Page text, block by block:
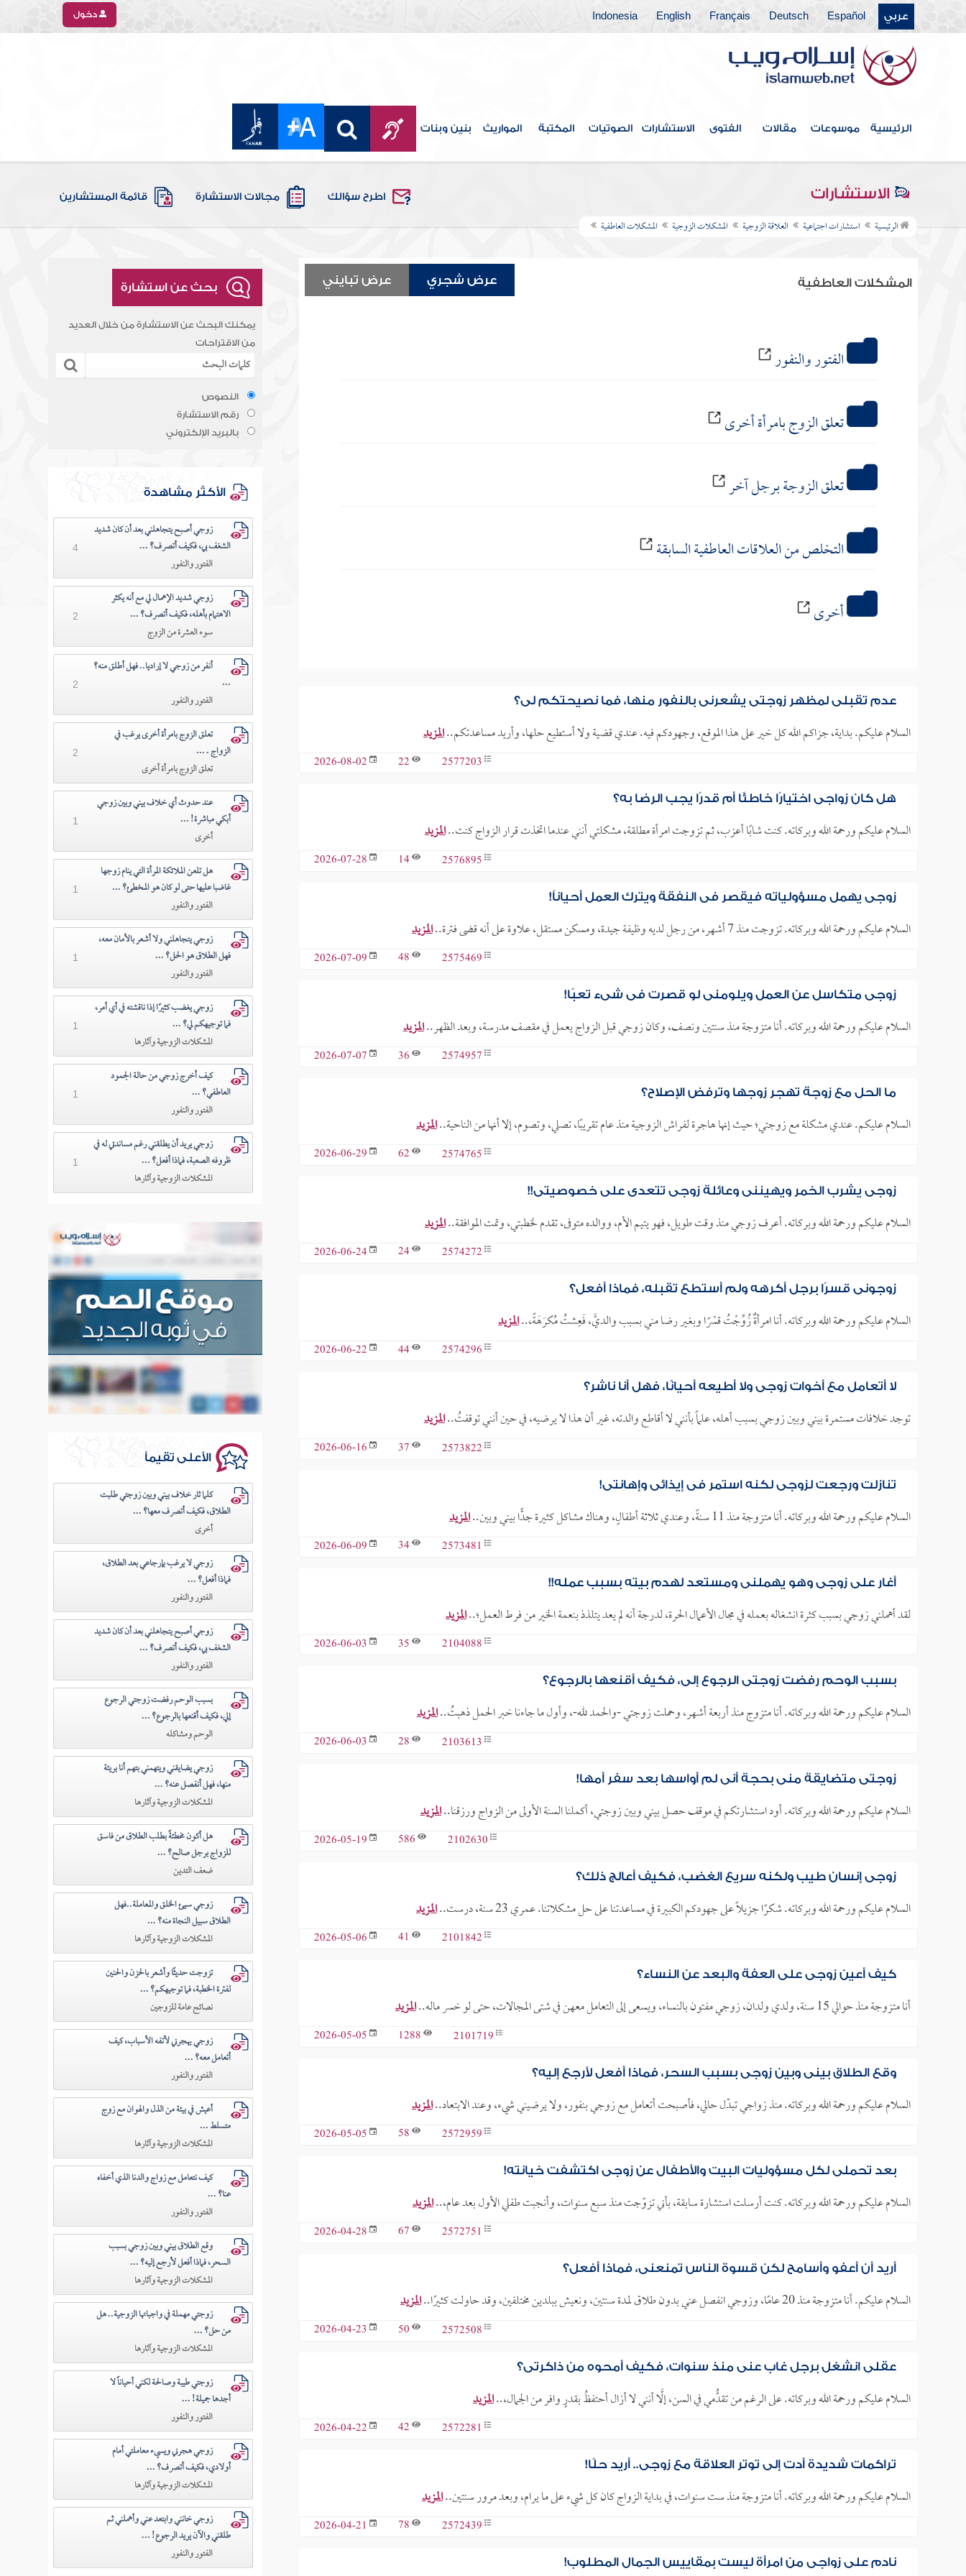
عربي Español
Deutsch
Français
English
Indonesia دخول
الرئيسية موسوعات مقالات الفتوى الاستشارات الصوتيات المكتبة المواريث بنين وبنات
الاستشارات اطرح سؤالك مجالات الاستشارة قائمة المستشارين
الرئيسية استشارات اجتماعية العلاقة الزوجية المشكلات الزوجية المشكلات العاطفية
المشكلات العاطفية عرض شجري عرض تبايني
الفتور والنفور
تعلق الزوج بامرأة أخرى
تعلق الزوجة برجل آخر
التخلص من العلاقات العاطفية السابقة
أخرى
عدم تقبلي لمظهر زوجتي يشعرني بالنفور منها، فما نصيحتكم لي؟
السلام عليكم. بداية، جزاكم الله كل خير على هذا الموقع، وجهودكم فيه. عندي قضية ولا أستطيع حلها، وأريد مساعدتكم..المزيد
2577203
22
2026-08-02
هل كان زواجي اختيارًا خاطئًا أم قدرًا يجب الرضا به؟
السلام عليكم ورحمة الله وبركاته. كنت شابًا أعزب، ثم تزوجت امرأة مطلقة، مشكلتي أنني عندما اتخذت قرار الزواج كنت..المزيد
2576895
14
2026-07-28
زوجي يهمل مسؤولياته فيقصر في النفقة ويترك العمل أحياناً!
السلام عليكم ورحمة الله وبركاته. تزوجت منذ 7 أشهر، من رجل لديه وظيفة جيدة، ومسكن مستقل، علاوة على أنه قضى فترة.. المزيد
2575469
48
2026-07-09
زوجي متكاسل عن العمل ويلومني لو قصرت في شيء تعبًا!
السلام عليكم ورحمة الله وبركاته. أنا متزوجة منذ سنتين ونصف، وكان زوجي قبل الزواج يعمل في مقصف مدرسة، وبعد الظهر..المزيد
2574957
36
2026-07-07
ما الحل مع زوجة تهجر زوجها وترفض الإصلاح؟
السلام عليكم. عندي مشكلة مع زوجتي؛ حيث إنها هاجرة لفراش الزوجية منذ عام تقريبًا، تصلي، وتصوم، إلا أنها من الناحية..المزيد
2574765
62
2026-06-29
زوجي يشرب الخمر ويهينني وعائلة زوجي تتعدى على خصوصيتي!!
السلام عليكم ورحمة الله وبركاته. أعرف زوجي منذ وقت طويل، فهو يتيم الأم، ووالده متوفى، تقدم لخطبتي، وتمت الموافقة..المزيد
2574272
24
2026-06-24
زوجوني قسرًا برجل أكرهه ولم أستطع تقبله، فماذا أفعل؟
السلام عليكم ورحمة الله وبركاته. أنا امرأةٌ زُوِّجْتُ قسْرًا وبغير رضا مني بسبب والديَّ، فَعِشتُ مُكرَهَةً،..المزيد
2574296
44
2026-06-22
لا أتعامل مع أخوات زوجي ولا أطيعه أحيانًا، فهل أنا ناشر؟
توجد خلافات مستمرة بيني وبين زوجي بسبب أهله، علماً بأنني لا أقاطع والدته، غير أن هذا لا يرضيه، في حين أنني توقفتُ..المزيد
2573822
37
2026-06-16
تنازلت ورجعت لزوجي لكنه استمر في إيذائي وإهانتي!
السلام عليكم ورحمة الله وبركاته. أنا متزوجة منذ 11 سنةً، وعندي ثلاثة أطفالٍ، وهناك مشاكل كثيرة جدًّا بيني وبين.. المزيد
2573481
34
2026-06-09
أغار على زوجي وهو يهملني ومستعد لهدم بيته بسبب عمله!!
لقد أهملني زوجي بسبب كثرة انشغاله بعمله في مجال الأعمال الحرة، لدرجة أنه لم يعد يتلذذ بنعمة الخير من فرط العمل؛..المزيد
2104088
35
2026-06-03
بسبب الوحم رفضت زوجتي الرجوع إلي، فكيف أقنعها بالرجوع؟
السلام عليكم ورحمة الله وبركاته. أنا متزوج منذ أربعة أشهر، وحملت زوجتي -والحمد لله-، وأول ما جاءنا خبر الحمل ذهبتُ..المزيد
2103613
28
2026-06-03
زوجتي متضايقة مني بحجة أني لم أواسها بعد سفر أمها!
السلام عليكم ورحمة الله وبركاته. أود استشارتكم في موقف حصل بيني وبين زوجتي، أكملنا السنة الأولى من الزواج ورزقنا..المزيد
2102630
586
2026-05-19
زوجي إنسان طيب ولكنه سريع الغضب، فكيف أعالج ذلك؟
السلام عليكم ورحمة الله وبركاته. شكرًا جزيلًا على جهودكم الكبيرة في مساعدتنا على حل مشكلاتنا. عمري 23 سنة، درست.. المزيد
2101842
41
2026-05-06
كيف أعين زوجي على العفة والبعد عن النساء؟
أنا متزوجة منذ حوالي 15 سنة، ولدي ولدان، زوجي مفتون بالنساء، ويسعى إلى التعامل معهن في شتى المجالات، حتى لو خسر ماله.. المزيد
2101719
1288
2026-05-05
وقع الطلاق بيني وبين زوجي بسبب السحر، فماذا أفعل لأرجع إليه؟
السلام عليكم ورحمة الله وبركاته. منذ زواجي تبدّل حالي، فأصبحت أتعامل مع زوجي بنفور، ولا يرضيني شيء، وعند الابتعاد..المزيد
2572959
58
2026-05-05
بعد تحملي لكل مسؤوليات البيت والأطفال عن زوجي اكتشفت خيانته!
السلام عليكم ورحمة الله وبركاته. كنت أرسلت استشارة سابقة، بأني تزوّجت منذ سبع سنوات، وأنجبت طفلي الأول بعد عام،..المزيد
2572751
67
2026-04-28
أريد أن أعفو وأسامح لكن قسوة الناس تمنعني، فماذا أفعل؟
السلام عليكم. أنا متزوجة منذ 20 عامًا، وزوجي انفصل عني بدون طلاق لمدة سنتين، ونعيش ببلدين مختلفين، وقد حاولت كثيرًا.. المزيد
2572508
50
2026-04-23
عقلي انشغل برجل غاب عني منذ سنوات، فكيف أمحوه من ذاكرتي؟
السلام عليكم ورحمة الله وبركاته. على الرغم من تقدُّمي في السن، إلَّا أنني لا أزال أحتفظُ بقدرٍ وافر من الجمال،..المزيد
2572281
42
2026-04-22
تراكمات شديدة أدت إلى توتر العلاقة مع زوجي.. أريد حلًا!
السلام عليكم ورحمة الله وبركاته. أنا متزوجة منذ ست سنوات، في بداية الزواج كان كل شيء على ما يرام، وبعد مرور سنتين..المزيد
2572439
78
2026-04-21
نادم على زواجي من امرأة ليست بمقاييس الجمال المطلوب!
بحث عن استشارة
يمكنك البحث عن الاستشارة من خلال العديد
من الاقتراحات
النصوص
رقم الاستشارة
بالبريد الإلكتروني
الأكثر مشاهدة
زوجي أصبح يتجاهلني بعد أن كان شديد
الشغف بي، فكيف أتصرف؟ ...
الفتور والنفور
4
زوجي شديد الإهمال لي مع أنه يكثر
الاهتمام بأهله، فكيف أتصرف؟ ...
سوء العشرة من الزوج
2
أنفر من زوجي لا إراديا.. فهل أطلق منه؟
...
الفتور والنفور
2
تعلق الزوج بامرأة أخرى يرغب في
الزواج . ...
تعلق الزوج بامرأة أخرى
2
عند حدوث أي خلاف بيني وبين زوجي
أبكي مباشرة! ...
أخرى
1
هل تلعن الملائكة المرأة التي ينام زوجها
غاضبا عليها حتى لو كان هو المخطئ؟ ...
الفتور والنفور
1
زوجي يتجاهلني ولا أشعر بالأمان معه،
فهل الطلاق هو الحل؟ ...
الفتور والنفور
1
زوجي يغضب كثيرًا إذا ناقشته في أي أمر،
فما توجيهكم لي؟ ...
المشكلات الزوجية وآثارها
1
كيف أخرج زوجي من حالة الجمود
العاطفي؟ ...
الفتور والنفور
1
زوجي يريد أن يطلقني رغم مساندتي له في
ظروفه الصعبة، فماذا أفعل؟ ...
المشكلات الزوجية وآثارها
1
الأعلى تقيماً
كلما ثار خلاف بيني وبين زوجتي طلبت
الطلاق، فكيف أتصرف معها؟ ...
أخرى
زوجي لا يرغب بإرجاعي بعد الطلاق،
فماذا أفعل؟ ...
الفتور والنفور
زوجي أصبح يتجاهلني بعد أن كان شديد
الشغف بي، فكيف أتصرف؟ ...
الفتور والنفور
بسبب الوحم رفضت زوجتي الرجوع
إلي، فكيف أقنعها بالرجوع؟ ...
الوحم ومشاكله
زوجي يضايقني ويتهمني بتهم أنا بريئة
منها، فهل أنفصل عنه؟ ...
المشكلات الزوجية وآثارها
هل أكون مخطئةً بطلب الطلاق من فاسق
للزواج برجل صالح؟ ...
ضعف التدين
زوجي سيئ الخلق والمعاملة..فهل
الطلاق سبيل النجاة منه؟ ...
المشكلات الزوجية وآثارها
تزوجت حديثًا وأشعر بالحزن والحنين
لفترة الخطبة، فما توجيهكم؟ ...
نصائح عامة للزوجين
زوجي يهجرني لأتفه الأسباب، كيف
أتعامل معه؟ ...
الفتور والنفور
أعيش في بيئة من الذل والهوان مع زوج
متسلط ...
المشكلات الزوجية وآثارها
كيف نتعامل مع زواج والدنا الذي أخفاه
عنا؟ ...
الفتور والنفور
وقع الطلاق بيني وبين زوجي بسبب
السحر، فماذا أفعل لأرجع إليه؟ ...
المشكلات الزوجية وآثارها
زوجتي مهملة في واجباتها الزوجية.. هل
من حل؟ ...
المشكلات الزوجية وآثارها
زوجتي طيبة وصالحة لكني أحياناً لا
أجدها جميلة! ...
الفتور والنفور
زوجي هجرني ويسيء معاملتي أمام
أولادي، فكيف أتصرف؟ ...
المشكلات الزوجية وآثارها
زوجي خانني وابتعد عني وأهملني ثم
طلقني والآن يريد الرجوع! ...
الفتور والنفور